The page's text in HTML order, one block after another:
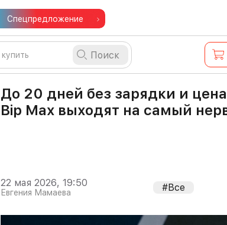
Спецпредложение
Поиск
До 20 дней без зарядки и
Bip Max выходят на самый
22 мая 2026, 19:50
Евгения Мамаева #Все